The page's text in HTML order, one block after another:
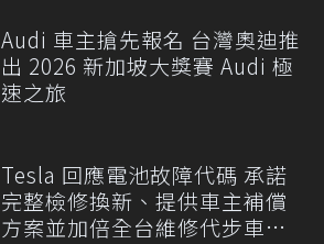
Audi 車主搶先報名 台灣奧迪推
出 2026 新加坡大獎賽 Audi 極
速之旅
Tesla 回應電池故障代碼 承諾
完整檢修換新、提供車主補償
方案並加倍全台維修代步車數